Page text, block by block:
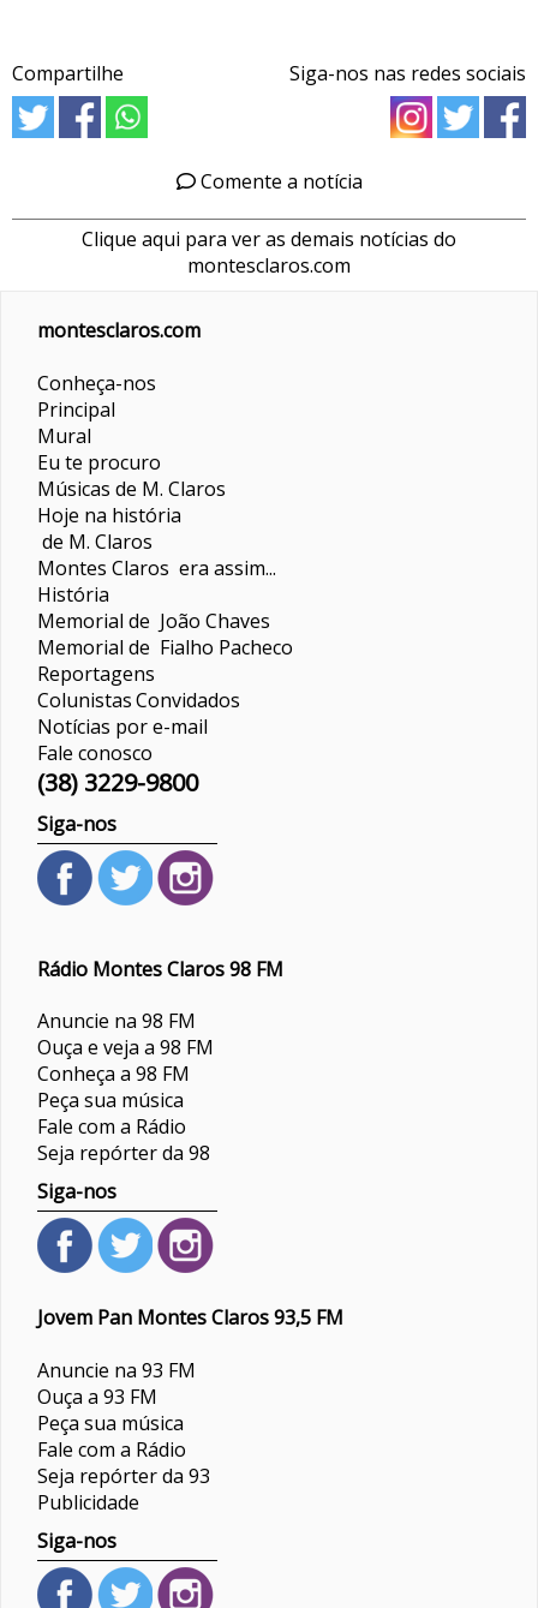
Compartilhe Siga-nos nas redes sociais
Comente a notícia
Clique aqui para ver as demais notícias do
montesclaros.com
montesclaros.com
Conheça-nos
Principal
Mural
Eu te procuro
Músicas de M. Claros
Hoje na história
de M. Claros
Montes Claros era assim...
História
Memorial de João Chaves
Memorial de Fialho Pacheco
Reportagens
ColunistasConvidados
Notícias por e-mail
Fale conosco
(38) 3229-9800
Siga-nos
Rádio Montes Claros 98 FM
Anuncie na 98 FM
Ouça e veja a 98 FM
Conheça a 98 FM
Peça sua música
Fale com a Rádio
Seja repórter da 98
Siga-nos
Jovem Pan Montes Claros 93,5 FM
Anuncie na 93 FM
Ouça a 93 FM
Peça sua música
Fale com a Rádio
Seja repórter da 93
Publicidade
Siga-nos